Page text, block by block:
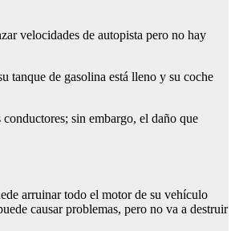
velocidades de autopista pero no hay
tanque de gasolina está lleno y su coche
sin embargo, el daño que
arruinar todo el motor de su vehículo
causar problemas, pero no va a destruir